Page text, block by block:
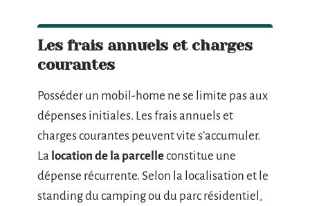
Les frais annuels et charges
courantes
Posséder un mobil-home ne se limite pas aux
dépenses initiales. Les frais annuels et
charges courantes peuvent vite s’accumuler.
La location de la parcelleconstitue une
dépense récurrente. Selon la localisation et le
standing du camping ou du parc résidentiel,